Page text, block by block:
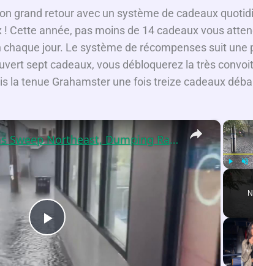
grand retour avec un système de cadeaux
Cette année, pas moins de 14 cadeaux vous
chaque jour. Le système de récompenses suit une
sept cadeaux, vous débloquerez la très
la tenue Grahamster une fois treize cadeaux
×
P
US: Strong Storms Sweep Northeast, Dumping Rain and Leaving Damage 2.